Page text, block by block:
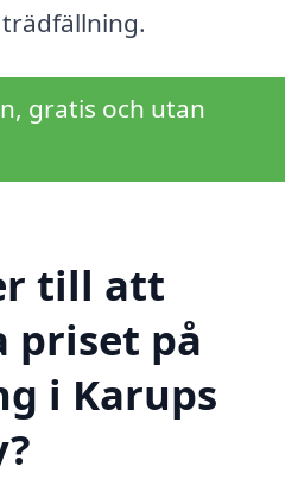
gratis och utan
till att
priset på
i Karups